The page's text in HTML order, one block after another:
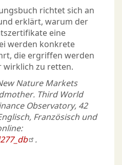
richtet sich an
erklärt, warum der
eine
werden konkrete
die ergriffen werden
wirklich zu retten.
Nature Markets
Third World
Observatory, 42
Französisch und
.